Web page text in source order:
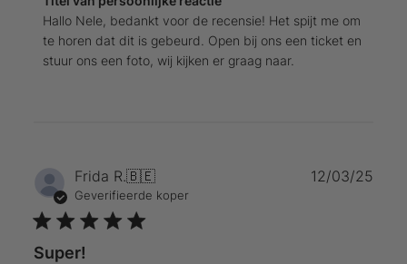
van
winkeleigenaar
op
over
Thu
Feb
22
2024
Hallo Nele, bedankt voor de recensie! Het spijt me om
te horen dat dit is gebeurd. Open bij ons een ticket en
stuur ons een foto, wij kijken er graag naar.
Frida R.🇧🇪
Geverifieerde koper
Super!
12/03/25